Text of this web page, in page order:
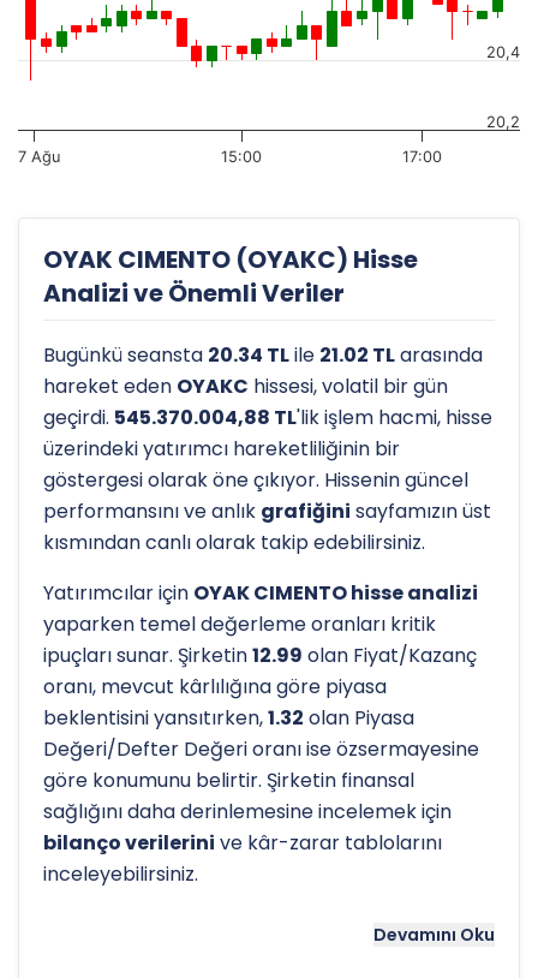
7 Ağu 15:00 17:00
20,2
20,4
OYAK CIMENTO (OYAKC) Hisse
Analizi ve Önemli Veriler
Bugünkü seansta 20.34 TLile 21.02 TLarasında
hareket eden OYAKC hissesi, volatil bir gün
geçirdi. 545.370.004,88 TL'lik işlem hacmi, hisse
üzerindeki yatırımcı hareketliliğinin bir
göstergesi olarak öne çıkıyor. Hissenin güncel
performansını ve anlık grafiğini sayfamızın üst
kısmından canlı olarak takip edebilirsiniz.
Yatırımcılar için OYAK CIMENTO hisse analizi
yaparken temel değerleme oranları kritik
ipuçları sunar. Şirketin12.99 olan Fiyat/Kazanç
oranı, mevcut kârlılığına göre piyasa
beklentisini yansıtırken,1.32 olan Piyasa
Değeri/Defter Değeri oranı ise özsermayesine
göre konumunu belirtir. Şirketin finansal
sağlığını daha derinlemesine incelemek için
bilanço verilerini ve kâr-zarar tablolarını
inceleyebilirsiniz.
Hissenin uzun vadeli trendini ve potansiyelDevamını Oku